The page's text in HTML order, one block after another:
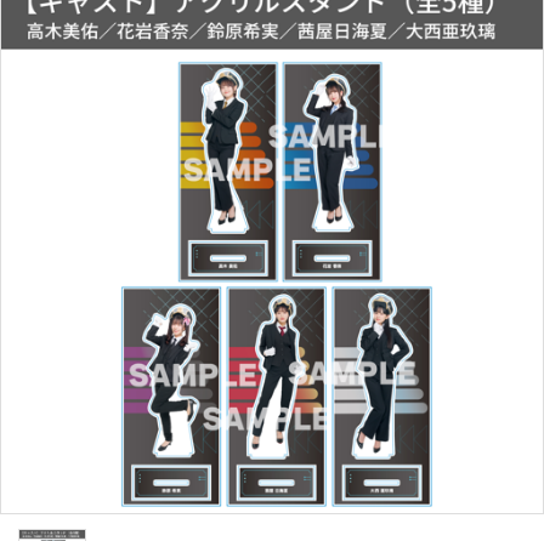
ACCOUNT MENU
person 新規会員登録
声優写真集・フォトブック